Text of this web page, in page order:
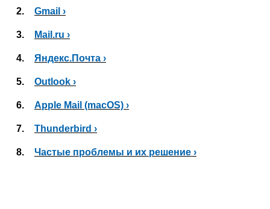
2. Gmail ›
3. Mail.ru ›
4. Яндекс.Почта ›
5. Outlook ›
6. Apple Mail (macOS) ›
7. Thunderbird ›
8. Частые проблемы и их решение ›